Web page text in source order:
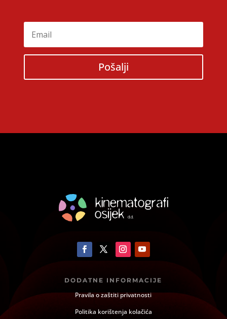
Pošalji
DODATNE INFORMACIJE
Pravila o zaštiti privatnosti
Politika korištenja kolačića